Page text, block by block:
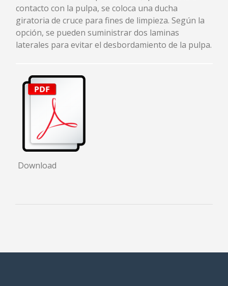
REVISIÓN
ACCESORIOS
NOTICIAS & EVENTOS
contacto con la pulpa, se coloca una ducha
giratoria de cruce para fines de limpieza. Según la
opción, se pueden suministrar dos laminas
laterales para evitar el desbordamiento de la pulpa.
Download